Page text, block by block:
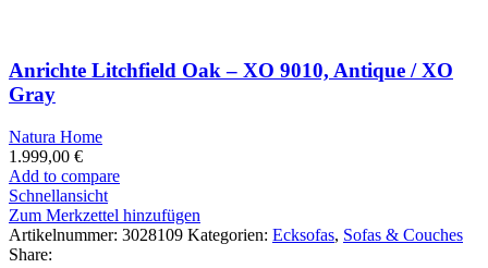
Anrichte Litchfield Oak – XO 9010, Antique / XO
Gray
Natura Home
1.999,00 €
Add to compare
Schnellansicht
Zum Merkzettel hinzufügen
Artikelnummer: 3028109 Kategorien: Ecksofas, Sofas & Couches
Share: